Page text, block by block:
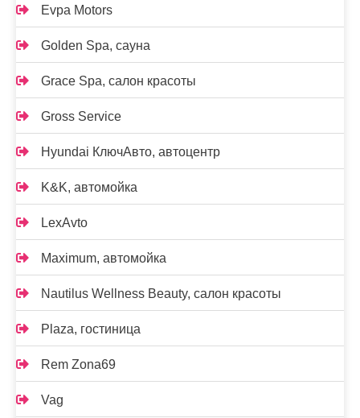
Evpa Motors
Golden Spa, сауна
Grace Spa, салон красоты
Gross Service
Hyundai КлючАвто, автоцентр
K&K, автомойка
LexAvto
Maximum, автомойка
Nautilus Wellness Beauty, салон красоты
Plaza, гостиница
Rem Zona69
Vag